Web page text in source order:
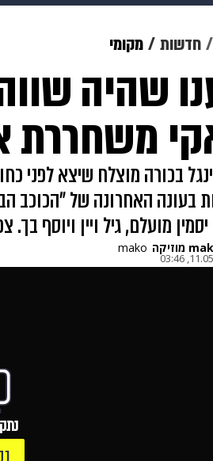
תרבות
גאווה ויוה משפט
חדשות מקומי
שהיה
משחררת
בכורה מוצלח שיצא לפני
בעונה האחרונה של "הכוכב
מועלם, גיל ויין ויוסף בך.
mako